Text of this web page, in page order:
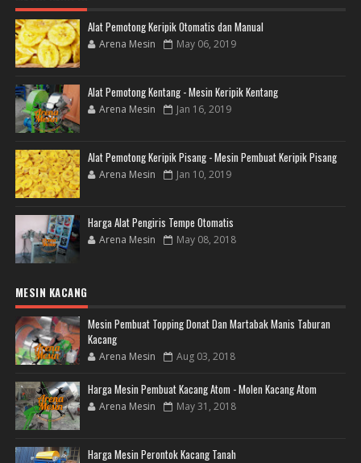
Alat Pemotong Keripik Otomatis dan Manual
Arena Mesin May 06, 2019
Alat Pemotong Kentang - Mesin Keripik Kentang
Arena Mesin Jan 16, 2019
Alat Pemotong Keripik Pisang - Mesin Pembuat Keripik Pisang
Arena Mesin Jan 10, 2019
Harga Alat Pengiris Tempe Otomatis
Arena Mesin May 08, 2018
MESIN KACANG
Mesin Pembuat Topping Donat Dan Martabak Manis Taburan
Kacang
Arena Mesin Aug 03, 2018
Harga Mesin Pembuat Kacang Atom - Molen Kacang Atom
Arena Mesin May 31, 2018
Harga Mesin Perontok Kacang Tanah